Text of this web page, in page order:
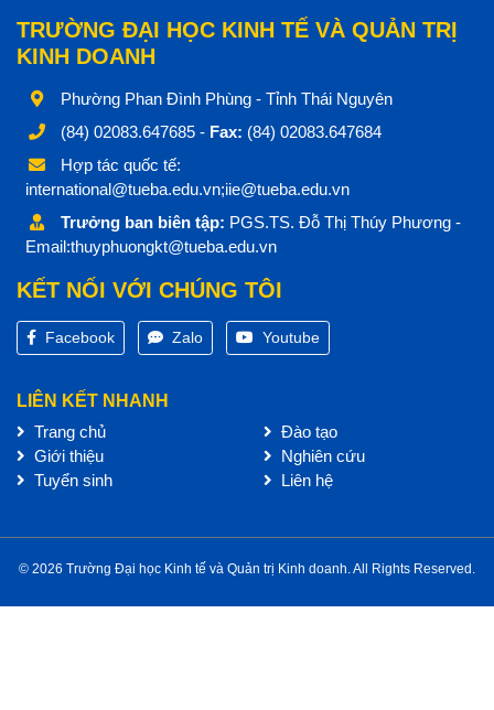
TRƯỜNG ĐẠI HỌC KINH TẾ VÀ QUẢN TRỊ
KINH DOANH
Phường Phan Đình Phùng - Tỉnh Thái Nguyên
(84) 02083.647685 - Fax: (84) 02083.647684
Hợp tác quốc tế:
international@tueba.edu.vn;iie@tueba.edu.vn
Trưởng ban biên tập: PGS.TS. Đỗ Thị Thúy Phương -
Email:thuyphuongkt@tueba.edu.vn
KẾT NỐI VỚI CHÚNG TÔI
Facebook Zalo Youtube
LIÊN KẾT NHANH
Trang chủ
Giới thiệu
Tuyển sinh
Đào tạo
Nghiên cứu
Liên hệ
© 2026 Trường Đại học Kinh tế và Quản trị Kinh doanh. All Rights Reserved.